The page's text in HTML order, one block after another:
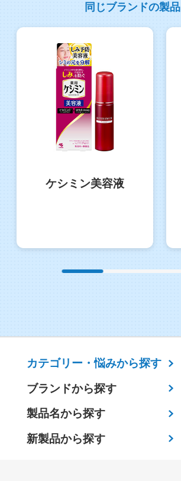
同じブランドの製品
ケシミン美容液
カテゴリー・悩みから探す
ブランドから探す
製品名から探す
新製品から探す